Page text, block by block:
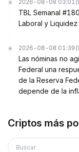
2026-08-08 03:01
TBL Semanal
Laboral y Liquidez
2026-08-08 01:39
Las nóminas no
Federal una
de la Reserva
depende de la
Criptos más
Buscar